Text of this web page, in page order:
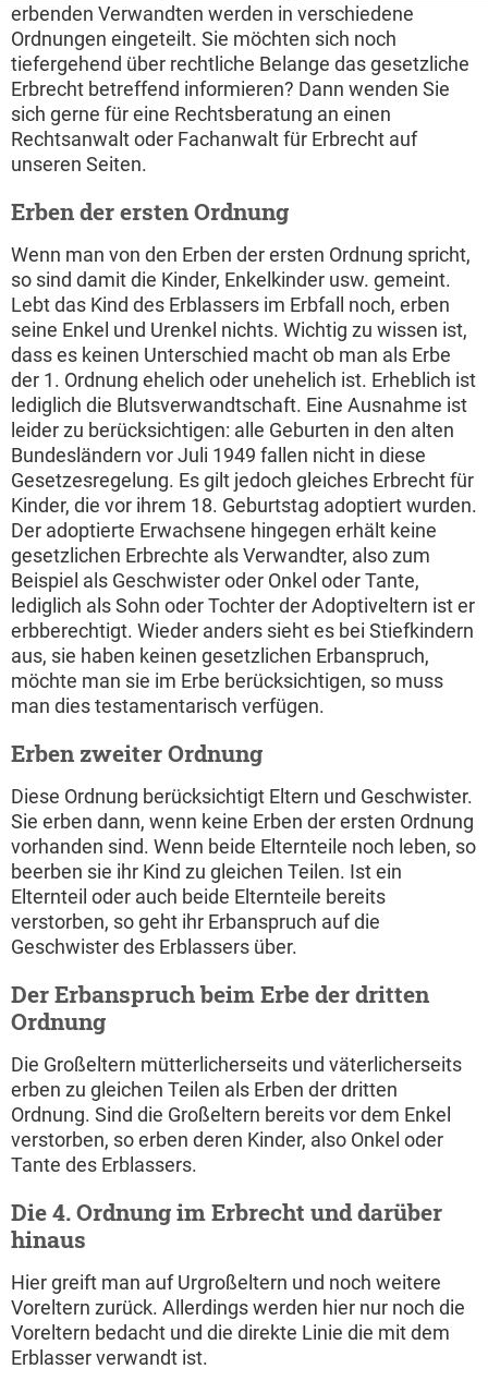
erbenden Verwandten werden in verschiedene
Ordnungen eingeteilt. Sie möchten sich noch
tiefergehend über rechtliche Belange das gesetzliche
Erbrecht betreffend informieren? Dann wenden Sie
sich gerne für eine Rechtsberatung an einen
Rechtsanwalt oder Fachanwalt für Erbrecht auf
unseren Seiten.
Erben der ersten Ordnung
Wenn man von den Erben der ersten Ordnung spricht,
so sind damit die Kinder, Enkelkinder usw. gemeint.
Lebt das Kind des Erblassers im Erbfall noch, erben
seine Enkel und Urenkel nichts. Wichtig zu wissen ist,
dass es keinen Unterschied macht ob man als Erbe
der 1. Ordnung ehelich oder unehelich ist. Erheblich ist
lediglich die Blutsverwandtschaft. Eine Ausnahme ist
leider zu berücksichtigen: alle Geburten in den alten
Bundesländern vor Juli 1949 fallen nicht in diese
Gesetzesregelung. Es gilt jedoch gleiches Erbrecht für
Kinder, die vor ihrem 18. Geburtstag adoptiert wurden.
Der adoptierte Erwachsene hingegen erhält keine
gesetzlichen Erbrechte als Verwandter, also zum
Beispiel als Geschwister oder Onkel oder Tante,
lediglich als Sohn oder Tochter der Adoptiveltern ist er
erbberechtigt. Wieder anders sieht es bei Stiefkindern
aus, sie haben keinen gesetzlichen Erbanspruch,
möchte man sie im Erbe berücksichtigen, so muss
man dies testamentarisch verfügen.
Erben zweiter Ordnung
Diese Ordnung berücksichtigt Eltern und Geschwister.
Sie erben dann, wenn keine Erben der ersten Ordnung
vorhanden sind. Wenn beide Elternteile noch leben, so
beerben sie ihr Kind zu gleichen Teilen. Ist ein
Elternteil oder auch beide Elternteile bereits
verstorben, so geht ihr Erbanspruch auf die
Geschwister des Erblassers über.
Der Erbanspruch beim Erbe der dritten
Ordnung
Die Großeltern mütterlicherseits und väterlicherseits
erben zu gleichen Teilen als Erben der dritten
Ordnung. Sind die Großeltern bereits vor dem Enkel
verstorben, so erben deren Kinder, also Onkel oder
Tante des Erblassers.
Die 4. Ordnung im Erbrecht und darüber
hinaus
Hier greift man auf Urgroßeltern und noch weitere
Voreltern zurück. Allerdings werden hier nur noch die
Voreltern bedacht und die direkte Linie die mit dem
Erblasser verwandt ist.